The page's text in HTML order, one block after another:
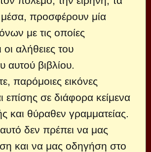
μέσα, προσφέρουν μία
με τις οποίες
αλήθειες του
αυτού βιβλίου.
παρόμοιες εικόνες
επίσης σε διάφορα κείμενα
και θύραθεν γραμματείας.
δεν πρέπει να μας
και να μας οδηγήση στο